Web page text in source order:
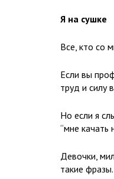
Я на сушке
Все, кто со
Если вы
труд и силу
Но если я
“мне качать
Девочки,
такие фразы.